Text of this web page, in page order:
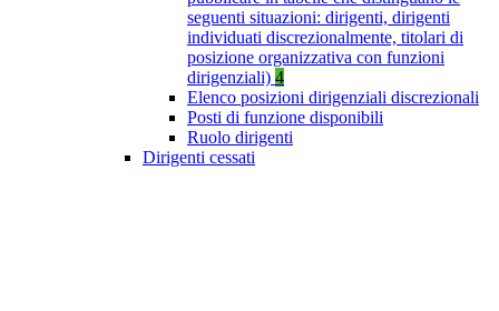
seguenti situazioni: dirigenti, dirigenti
individuati discrezionalmente, titolari di
posizione organizzativa con funzioni
dirigenziali) 4
Elenco posizioni dirigenziali discrezionali
Posti di funzione disponibili
Ruolo dirigenti
Dirigenti cessati